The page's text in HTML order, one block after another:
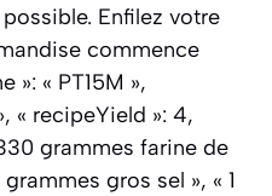
Enfilez votre
commence
»: « PT15M »,
« recipeYield »: 4,
grammes farine de
gros sel », « 1